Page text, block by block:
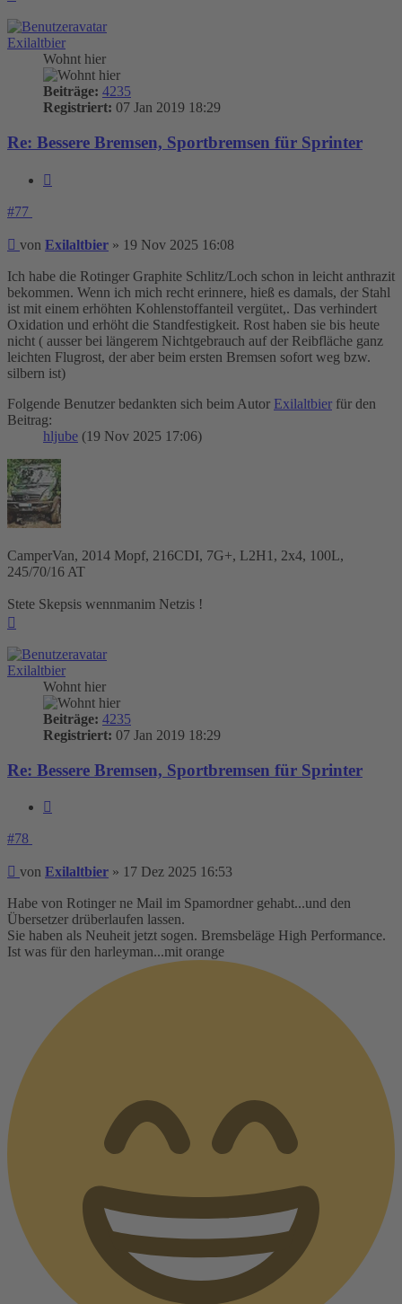
Exilaltbier
Wohnt hier
Beiträge: 4235
Registriert: 07 Jan 2019 18:29
Re: Bessere Bremsen, Sportbremsen für Sprinter
#77
Beitrag
von Exilaltbier » 19 Nov 2025 16:08
Ich habe die Rotinger Graphite Schlitz/Loch schon in leicht anthrazit
bekommen. Wenn ich mich recht erinnere, hieß es damals, der Stahl
ist mit einem erhöhten Kohlenstoffanteil vergütet,. Das verhindert
Oxidation und erhöht die Standfestigkeit. Rost haben sie bis heute
nicht ( ausser bei längerem Nichtgebrauch auf der Reibfläche ganz
leichten Flugrost, der aber beim ersten Bremsen sofort weg bzw.
silbern ist)
Folgende Benutzer bedankten sich beim Autor Exilaltbier für den
Beitrag:
hljube (19 Nov 2025 17:06)
CamperVan, 2014 Mopf, 216CDI, 7G+, L2H1, 2x4, 100L,
245/70/16 AT
Stete Skepsis wennmanim Netzis !
Exilaltbier
Wohnt hier
Beiträge: 4235
Registriert: 07 Jan 2019 18:29
Re: Bessere Bremsen, Sportbremsen für Sprinter
#78
Beitrag
von Exilaltbier » 17 Dez 2025 16:53
Habe von Rotinger ne Mail im Spamordner gehabt...und den
Übersetzer drüberlaufen lassen.
Sie haben als Neuheit jetzt sogen. Bremsbeläge High Performance.
Ist was für den harleyman...mit orange